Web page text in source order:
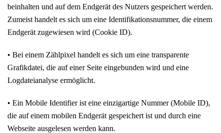
beinhalten und auf dem Endgerät des Nutzers gespeichert werden.
Zumeist handelt es sich um eine Identifikationsnummer, die einem
Endgerät zugewiesen wird (Cookie ID).
• Bei einem Zählpixel handelt es sich um eine transparente
Grafikdatei, die auf einer Seite eingebunden wird und eine
Logdateianalyse ermöglicht.
• Ein Mobile Identifier ist eine einzigartige Nummer (Mobile ID),
die auf einem mobilen Endgerät gespeichert ist und durch eine
Webseite ausgelesen werden kann.